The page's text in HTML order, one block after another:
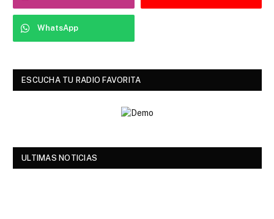
WhatsApp
ESCUCHA TU RADIO FAVORITA
ULTIMAS NOTICIAS